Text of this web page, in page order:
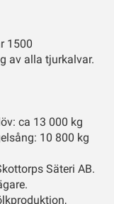
1500
av alla tjurkalvar.
ca 13 000 kg
10 800 kg
Säteri AB.